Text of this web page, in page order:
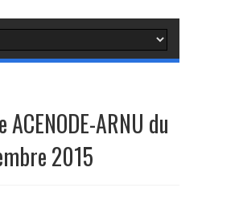
ACENODE-ARNU du
2015